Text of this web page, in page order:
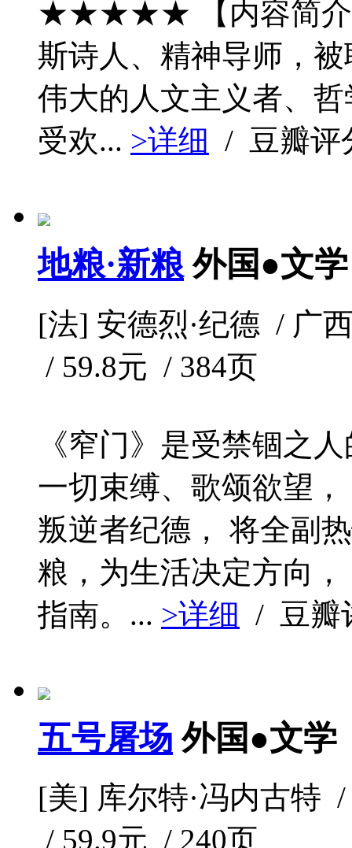
★★★★★ 【内容简介
斯诗人、精神导师，
伟大的人文主义者、
受欢... >详细 / 豆瓣
地粮·新粮 外国●文学
[法] 安德烈·纪德 / 广
/ 59.8元 / 384页
《窄门》是受禁锢之
一切束缚、歌颂欲望
叛逆者纪德， 将全副
粮，为生活决定方向
指南。... >详细 / 豆瓣
五号屠场 外国●文学
[美] 库尔特·冯内古特
/ 59.9元 / 240页